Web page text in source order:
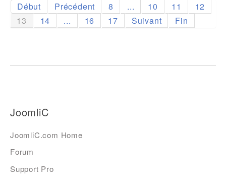
Début Précédent 8 ... 10 11
12
13
14 ... 16 17 Suivant Fin
JoomliC
JoomliC.com Home
Forum
Support Pro